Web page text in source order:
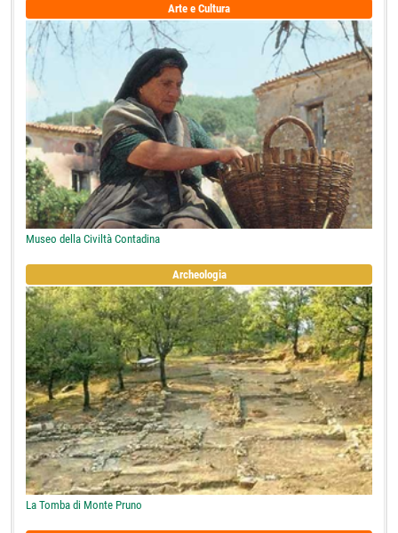
Arte e Cultura
Museo della Civiltà Contadina
Archeologia
La Tomba di Monte Pruno